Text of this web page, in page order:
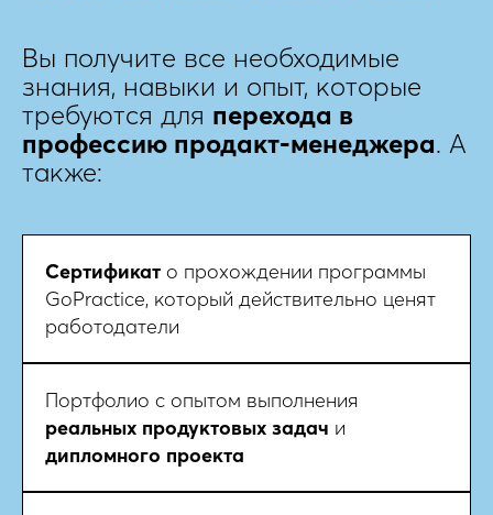
Вы получите все необходимые
знания, навыки и опыт, которые
требуются для перехода в
профессию продакт-менеджера. А
также:
Сертификат о прохождении программы
GoPractice, который действительно ценят
работодатели
Портфолио с опытом выполнения
реальных продуктовых задач и
дипломного проекта